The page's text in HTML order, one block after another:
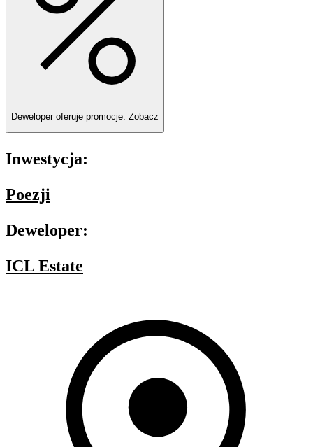
Deweloper oferuje promocje. Zobacz
Inwestycja:
Poezji
Deweloper:
ICL Estate